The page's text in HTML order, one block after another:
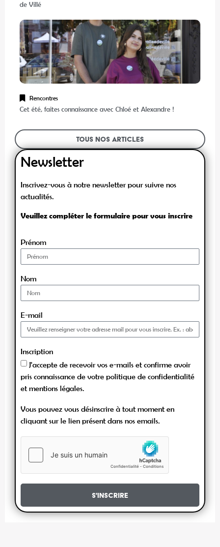
de Villé
Rencontres
Cet été, faites connaissance avec Chloé et Alexandre !
Tous nos articles
Newsletter
Inscrivez-vous à notre newsletter pour suivre nos
actualités.
Veuillez compléter le formulaire pour vous inscrire
Prénom
Nom
E-mail
Inscription
J'accepte de recevoir vos e-mails et confirme avoir
pris connaissance de votre politique de confidentialité
et mentions légales.
Vous pouvez vous désinscrire à tout moment en
cliquant sur le lien présent dans nos emails.
S'inscrire